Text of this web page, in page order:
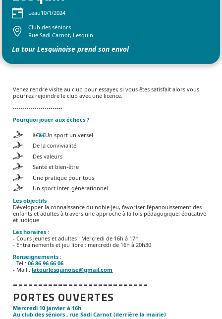
Leau10/1/2024
Club des séniors
Rue Sadi Carnot, Lesquin
La tour Lesquinoise prend son envol
Venez rendre visite au club pour essayer, si vous êtes satisfait alors vous
pourrez rejoindre le club avec une licence.
-------------------------
Pourquoi jouer aux échecs ?
â€â€Un sport universel
De la convivialité
Des valeurs
Santé et bien-être
Une pratique pour tous
Un sport inter-générationnel
Les objectifs
Développer la connaissance du noble jeu, favoriser l'épanouissement des
enfants et adultes à travers une approche à la fois pédagogique, éducative
et ludique
Les horaires :
- Cours jeunes et adultes : Mercredi de 16h à 17h
- Entrainements et jeu libre : mercredi de 16h à 20h30
Renseignements :
- Tel :06 86 96 66 06
- Mail :latourlesquinoise@gmail.com
---------------------------
PORTES OUVERTES
Mercredi 10 janvier à 16h
Au club des séniors , rue Sadi Carnot (derriêre la mairie)